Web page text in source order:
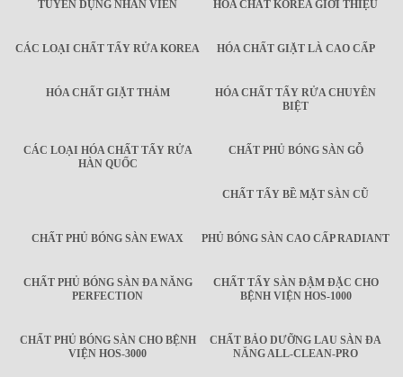
TUYỂN DỤNG NHÂN VIÊN HÓA CHẤT KOREA GIỚI THIỆU
CÁC LOẠI CHẤT TẨY RỬA KOREA HÓA CHẤT GIẶT LÀ CAO CẤP
HÓA CHẤT GIẶT THẢM
HÓA CHẤT TẨY RỬA CHUYÊN
BIỆT
CÁC LOẠI HÓA CHẤT TẨY RỬA
HÀN QUỐC
CHẤT PHỦ BÓNG SÀN GỖ
CHẤT TẨY BỀ MẶT SÀN CŨ
CHẤT PHỦ BÓNG SÀN EWAX PHỦ BÓNG SÀN CAO CẤP RADIANT
CHẤT PHỦ BÓNG SÀN ĐA NĂNG
PERFECTION
CHẤT TẨY SÀN ĐẬM ĐẶC CHO
BỆNH VIỆN HOS-1000
CHẤT PHỦ BÓNG SÀN CHO BỆNH
VIỆN HOS-3000
CHẤT BẢO DƯỠNG LAU SÀN ĐA
NĂNG ALL-CLEAN-PRO